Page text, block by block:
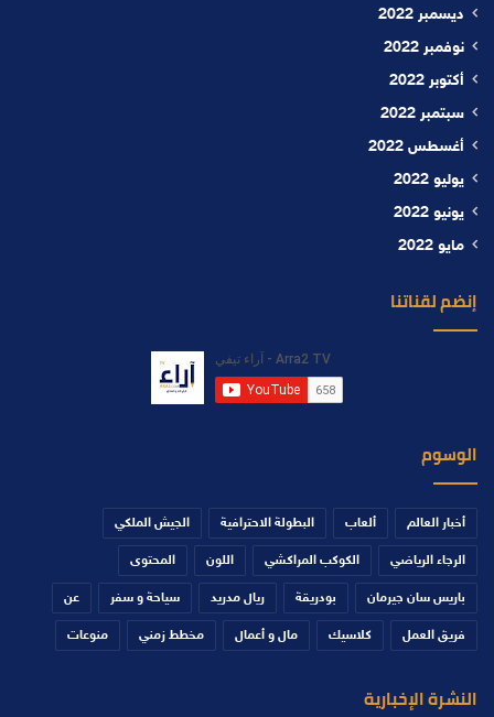
ديسمبر 2022
نوفمبر 2022
أكتوبر 2022
سبتمبر 2022
أغسطس 2022
يوليو 2022
يونيو 2022
مايو 2022
إنضم لقناتنا
الوسوم
أخبار العالم ألعاب البطولة الاحترافية الجيش الملكي
الرجاء الرياضي الكوكب المراكشي اللون المحتوى
باريس سان جيرمان بودريقة ريال مدريد سياحة و سفر عن
فريق العمل كلاسيك مال و أعمال مخطط زمني منوعات
النشرة الإخبارية